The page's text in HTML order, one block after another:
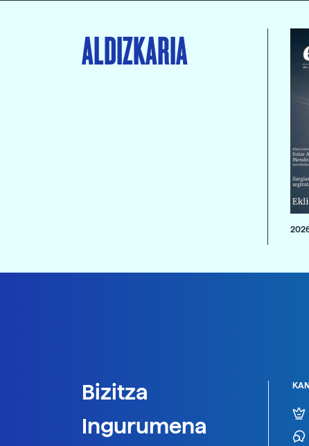
ALDIZKARIA
Bizitza
Ingurumena